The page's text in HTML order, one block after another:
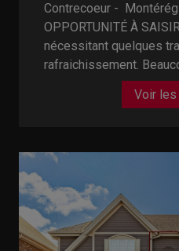
Contrecoeur -
OPPORTUNITÉ À
nécessitant quelques
rafraichissement.
Voir